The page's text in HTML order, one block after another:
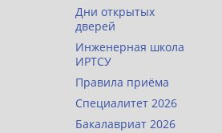
Дни открытых
дверей
Инженерная школа
ИРТСУ
Правила приёма
Специалитет 2026
Бакалавриат 2026